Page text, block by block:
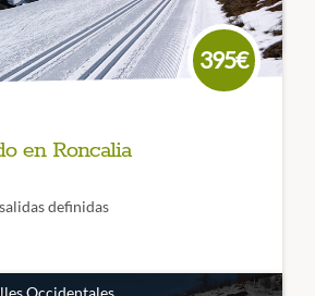
395€
en Roncalia
definidas
Occidentales